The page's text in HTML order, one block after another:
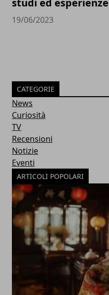
19/06/2023
CATEGORIE
News
Curiosità
TV
Recensioni
Notizie
Eventi
ARTICOLI POPOLARI